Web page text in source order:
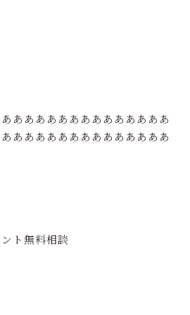
ああああああああああああああ
ああああああああああああああ
ト無料相談